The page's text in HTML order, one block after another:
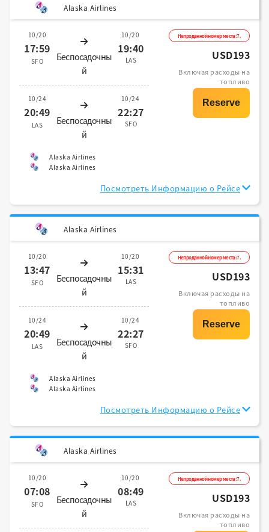
Alaska Airlines
10/20
17:59
SFO
Беспосадочны
й
10/20
19:40
LAS
10/24
20:49
LAS
Беспосадочны
й
10/24
22:27
SFO
Непроданной номер места:7.
USD193
Включая расходы на
топливо
Alaska Airlines
Alaska Airlines
Посмотреть Информацию о Рейсе
Alaska Airlines
10/20
13:47
SFO
Беспосадочны
й
10/20
15:31
LAS
10/24
20:49
LAS
Беспосадочны
й
10/24
22:27
SFO
Непроданной номер места:7.
USD193
Включая расходы на
топливо
Alaska Airlines
Alaska Airlines
Посмотреть Информацию о Рейсе
Alaska Airlines
10/20
07:08
SFO
Беспосадочны
й
10/20
08:49
LAS
Непроданной номер места:7.
USD193
Включая расходы на
топливо